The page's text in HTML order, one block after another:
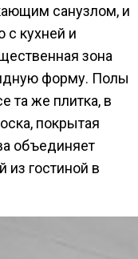
санузлом, и
с кухней и
зона
форму. Полы
та же плитка, в
покрытая
объединяет
из гостиной в